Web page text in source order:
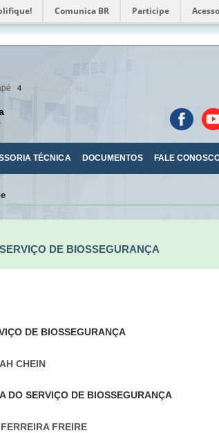
Comunica BR Participe
4
TÉCNICA DOCUMENTOS FALE
SERVIÇO DE BIOSSEGURANÇA
DE BIOSSEGURANÇA
CHEIN
DO SERVIÇO DE BIOSSEGURANÇA
FREIRE